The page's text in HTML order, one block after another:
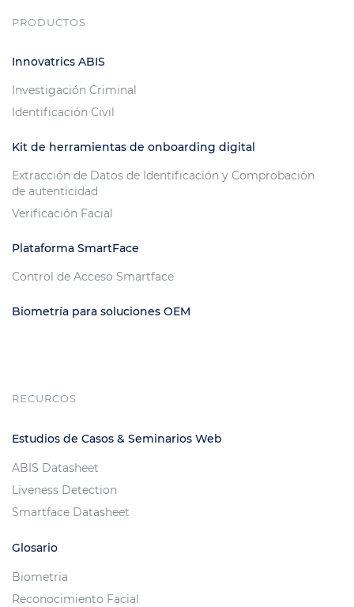
PRODUCTOS
Innovatrics ABIS
Investigación Criminal
Identificación Civil
Kit de herramientas de onboarding digital
Extracción de Datos de Identificación y Comprobación
de autenticidad
Verificación Facial
Plataforma SmartFace
Control de Acceso Smartface
Biometría para soluciones OEM
RECURCOS
Estudios de Casos & Seminarios Web
ABIS Datasheet
Liveness Detection
Smartface Datasheet
Glosario
Biometria
Reconocimiento Facial